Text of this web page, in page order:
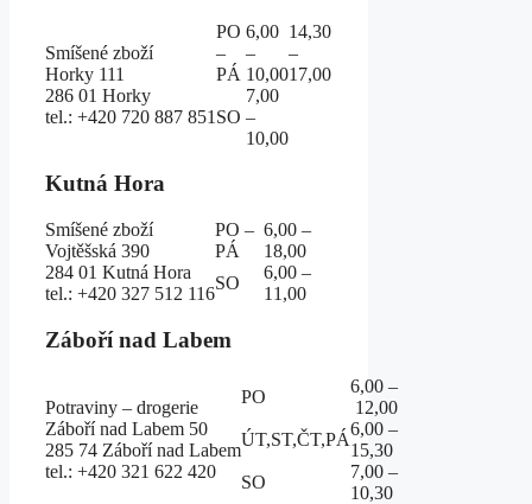
Smíšené zboží
Horky 111
286 01 Horky
tel.: +420 720 887 851
PO
–
PÁ
6,00
–
10,00
14,30
–
17,00
SO
7,00
–
10,00
Kutná Hora
Smíšené zboží
Vojtěšská 390
284 01 Kutná Hora
tel.: +420 327 512 116
PO –
PÁ
6,00 –
18,00
SO
6,00 –
11,00
Záboří nad Labem
Potraviny – drogerie
Záboří nad Labem 50
285 74 Záboří nad Labem
tel.: +420 321 622 420
PO
6,00 –
12,00
ÚT,ST,ČT,PÁ
6,00 –
15,30
SO
7,00 –
10,30